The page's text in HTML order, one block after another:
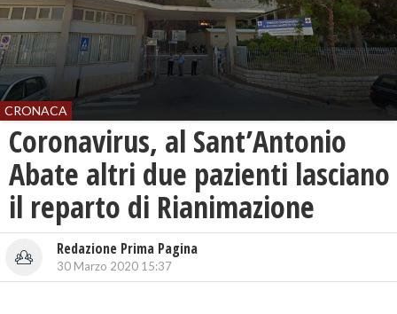
CRONACA
Coronavirus, al Sant’Antonio
Abate altri due pazienti lasciano
il reparto di Rianimazione
Redazione Prima Pagina
30 Marzo 2020 15:37